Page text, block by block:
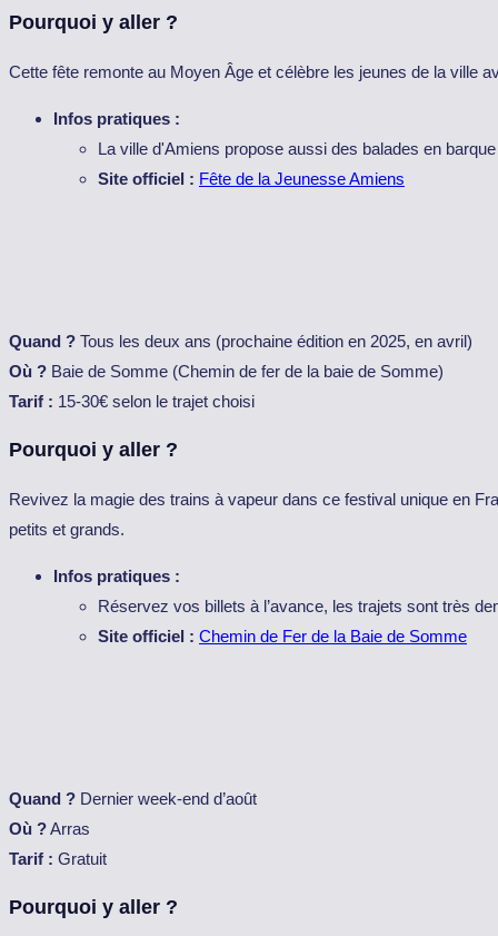
Pourquoi y aller ?
Cette fête remonte au Moyen Âge et célèbre les jeunes de la ville
Infos pratiques :
La ville d'Amiens propose aussi des balades en
Site officiel : Fête de la Jeunesse Amiens
Quand ? Tous les deux ans (prochaine édition en 2025, en avril)
Où ? Baie de Somme (Chemin de fer de la baie de Somme)
Tarif : 15-30€ selon le trajet choisi
Pourquoi y aller ?
Revivez la magie des trains à vapeur dans ce festival unique en
petits et grands.
Infos pratiques :
Réservez vos billets à l’avance, les trajets sont très
Site officiel : Chemin de Fer de la Baie de Somme
Quand ? Dernier week-end d’août
Où ?Arras
Tarif : Gratuit
Pourquoi y aller ?